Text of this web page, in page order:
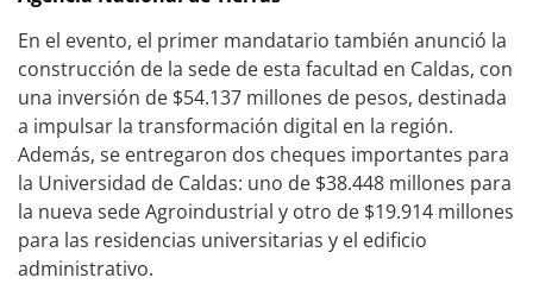
En el evento, el primer mandatario también anunció la
construcción de la sede de esta facultad en Caldas, con
una inversión de $54.137 millones de pesos, destinada
a impulsar la transformación digital en la región.
Además, se entregaron dos cheques importantes para
la Universidad de Caldas: uno de $38.448 millones para
la nueva sede Agroindustrial y otro de $19.914 millones
para las residencias universitarias y el edificio
administrativo.